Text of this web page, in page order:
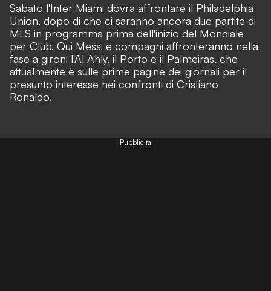
Sabato l'Inter Miami dovrà affrontare il Philadelphia
Union, dopo di che ci saranno ancora due partite di
MLS in programma prima dell'inizio del Mondiale
per Club. Qui Messi e compagni affronteranno nella
fase a gironi l'Al Ahly, il Porto e il Palmeiras, che
attualmente è sulle prime pagine dei giornali per il
presunto interesse nei confronti di Cristiano
Ronaldo.
Pubblicità